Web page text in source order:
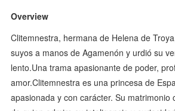
Overview
Clitemnestra, hermana de Helena de
suyos a manos de Agamenón y urdió su
lento.Una trama apasionante de poder,
amor.Clitemnestra es una princesa de
apasionada y con carácter. Su matrimonio